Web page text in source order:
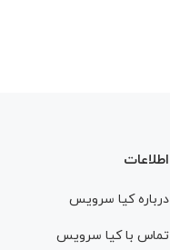
اطلاعات
درباره کيا سرويس
تماس با کيا سرويس